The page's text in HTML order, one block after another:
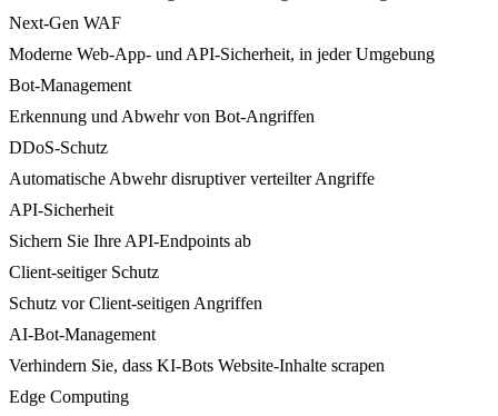
Next-Gen WAF
Moderne Web-App- und API-Sicherheit, in jeder Umgebung
Bot-Management
Erkennung und Abwehr von Bot-Angriffen
DDoS-Schutz
Automatische Abwehr disruptiver verteilter Angriffe
API-Sicherheit
Sichern Sie Ihre API-Endpoints ab
Client-seitiger Schutz
Schutz vor Client-seitigen Angriffen
AI-Bot-Management
Verhindern Sie, dass KI-Bots Website-Inhalte scrapen
Edge Computing